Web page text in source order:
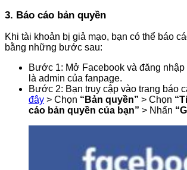
3. Báo cáo bản quyền
Khi tài khoản bị giả mạo, bạn có thể báo
bằng những bước sau:
Bước 1: Mở Facebook và đăng
là admin của fanpage.
Bước 2: Bạn truy cập vào trang báo
đây > Chọn “Bản quyền” > Chọn
cáo bản quyền của bạn” > Nhấn